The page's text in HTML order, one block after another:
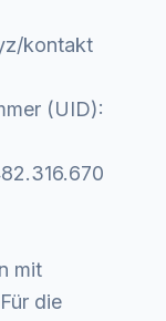
kontakt
(UID):
mit
die